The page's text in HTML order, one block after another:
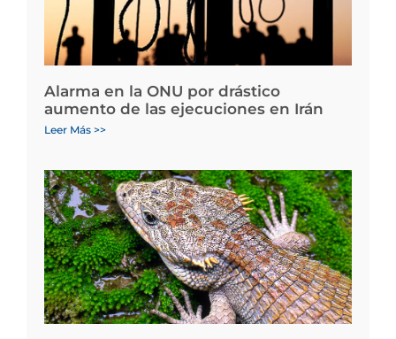
Alarma en la ONU por drástico
aumento de las ejecuciones en Irán
Leer Más >>